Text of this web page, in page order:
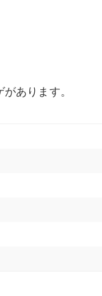
あります。